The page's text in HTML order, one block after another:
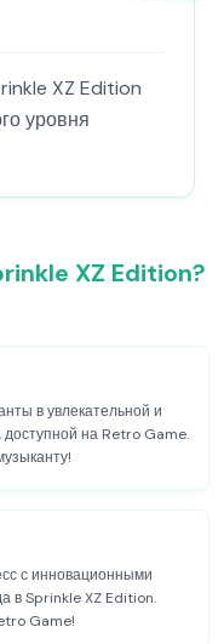
XZ Edition
уровня
XZ Edition?
в увлекательной и
на Retro Game.
с инновационными
в Sprinkle XZ Edition.
Game!